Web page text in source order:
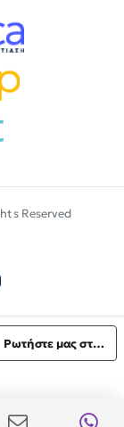
Ρωτήστε μας στο Viber
Reserved